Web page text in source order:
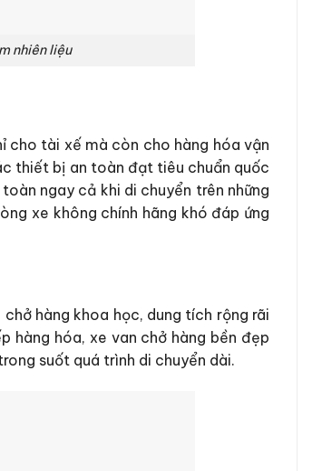
nhiên liệu
cho tài xế mà còn cho hàng hóa vận
thiết bị an toàn đạt tiêu chuẩn quốc
ngay cả khi di chuyển trên những
xe không chính hãng khó đáp ứng
hàng khoa học, dung tích rộng rãi
hàng hóa, xe van chở hàng bền đẹp
suốt quá trình di chuyển dài.